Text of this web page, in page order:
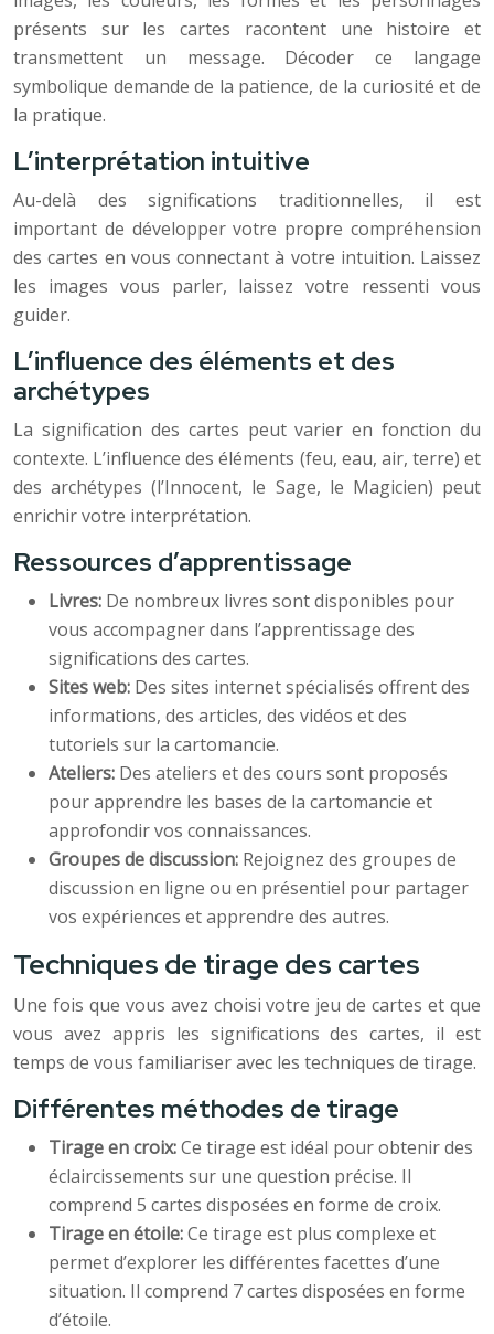
présents sur les cartes racontent une histoire et
transmettent un message. Décoder ce langage
symbolique demande de la patience, de la curiosité et de
la pratique.
L’interprétation intuitive
Au-delà des significations traditionnelles, il est
important de développer votre propre compréhension
des cartes en vous connectant à votre intuition. Laissez
les images vous parler, laissez votre ressenti vous
guider.
L’influence des éléments et des
archétypes
La signification des cartes peut varier en fonction du
contexte. L’influence des éléments (feu, eau, air, terre) et
des archétypes (l’Innocent, le Sage, le Magicien) peut
enrichir votre interprétation.
Ressources d’apprentissage
Livres: De nombreux livres sont disponibles pour
vous accompagner dans l’apprentissage des
significations des cartes.
Sites web: Des sites internet spécialisés offrent des
informations, des articles, des vidéos et des
tutoriels sur la cartomancie.
Ateliers: Des ateliers et des cours sont proposés
pour apprendre les bases de la cartomancie et
approfondir vos connaissances.
Groupes de discussion: Rejoignez des groupes de
discussion en ligne ou en présentiel pour partager
vos expériences et apprendre des autres.
Techniques de tirage des cartes
Une fois que vous avez choisi votre jeu de cartes et que
vous avez appris les significations des cartes, il est
temps de vous familiariser avec les techniques de tirage.
Différentes méthodes de tirage
Tirage en croix:Ce tirage est idéal pour obtenir des
éclaircissements sur une question précise. Il
comprend 5 cartes disposées en forme de croix.
Tirage en étoile:Ce tirage est plus complexe et
permet d’explorer les différentes facettes d’une
situation. Il comprend 7 cartes disposées en forme
d’étoile.